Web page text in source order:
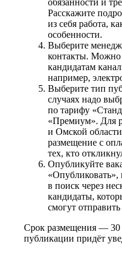
Расскажите
из себя работа,
особенности.
Выберите
контакты. Можно
кандидатам
например,
Выберите тип
случаях надо
по тарифу
«Премиум». Для
и Омской
размещение с
тех, кто
Опубликуйте
«Опубликовать»,
в поиск через
кандидаты,
смогут
Срок размещения — 30
публикации придёт